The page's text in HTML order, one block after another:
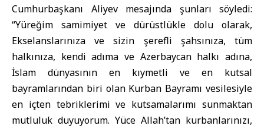
Cumhurbaşkanı Aliyev mesajında şunları söyledi:
“Yüreğim samimiyet ve dürüstlükle dolu olarak,
Ekselanslarınıza ve sizin şerefli şahsınıza, tüm
halkınıza, kendi adıma ve Azerbaycan halkı adına,
İslam dünyasının en kıymetli ve en kutsal
bayramlarından biri olan Kurban Bayramı vesilesiyle
en içten tebriklerimi ve kutsamalarımı sunmaktan
mutluluk duyuyorum. Yüce Allah’tan kurbanlarınızı,